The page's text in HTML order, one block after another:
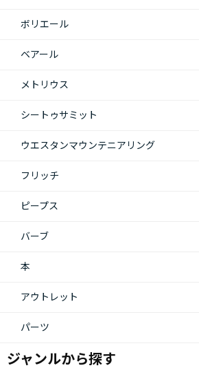
ボリエール
ベアール
メトリウス
シートゥサミット
ウエスタンマウンテニアリング
フリッチ
ピープス
バーブ
本
アウトレット
パーツ
ジャンルから探す